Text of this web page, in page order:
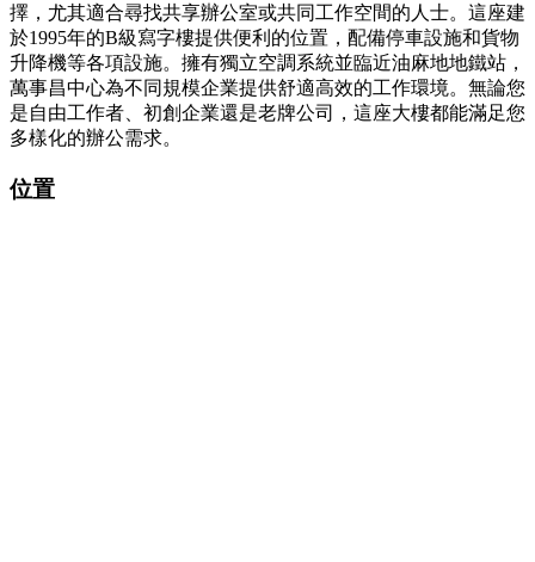
擇，尤其適合尋找共享辦公室或共同工作空間的人士。這座建
於1995年的B級寫字樓提供便利的位置，配備停車設施和貨物
升降機等各項設施。擁有獨立空調系統並臨近油麻地地鐵站，
萬事昌中心為不同規模企業提供舒適高效的工作環境。無論您
是自由工作者、初創企業還是老牌公司，這座大樓都能滿足您
多樣化的辦公需求。
位置